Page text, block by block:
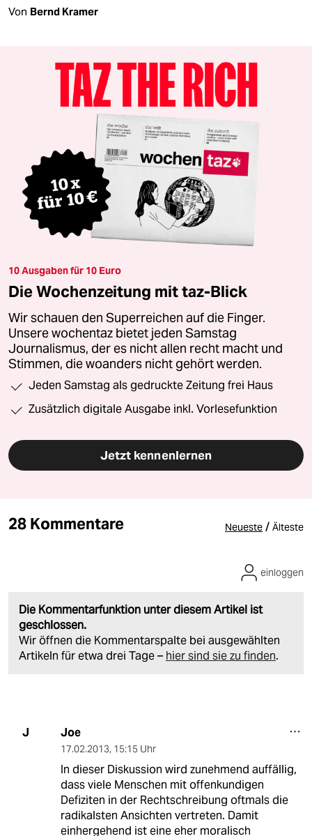
Von Bernd Kramer
10 Ausgaben für 10 Euro
Die Wochenzeitung mit taz-Blick
Wir schauen den Superreichen auf die Finger.
Unsere wochentaz bietet jeden Samstag
Journalismus, der es nicht allen recht macht und
Stimmen, die woanders nicht gehört werden.
Jeden Samstag als gedruckte Zeitung frei Haus
Zusätzlich digitale Ausgabe inkl. Vorlesefunktion
Jetzt kennenlernen
28 Kommentare Neueste / Älteste
Die Kommentarfunktion unter diesem Artikel ist
geschlossen.
Wir öffnen die Kommentarspalte bei ausgewählten
Artikeln für etwa drei Tage – hier sind sie zu finden.
einloggen
J Joe
17.02.2013, 15:15 Uhr
In dieser Diskussion wird zunehmend auffällig,
dass viele Menschen mit offenkundigen
Defiziten in der Rechtschreibung oftmals die
radikalsten Ansichten vertreten. Damit
einhergehend ist eine eher moralisch